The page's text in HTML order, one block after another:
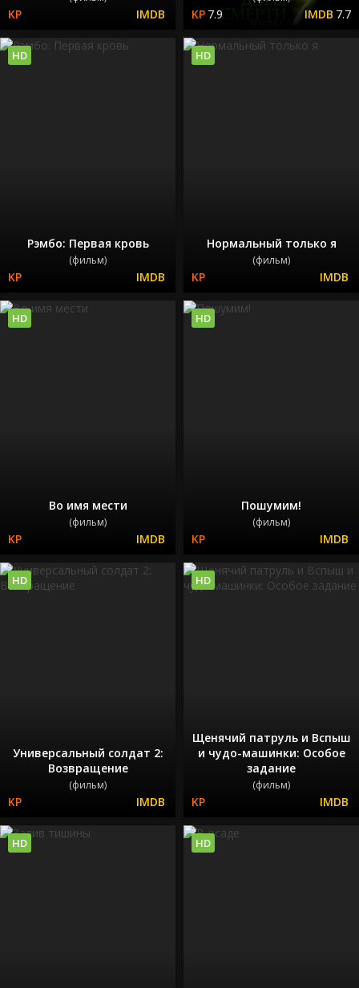
7.9 7.7
Рэмбо: Первая кровь
(фильм)
HD
Нормальный только я
(фильм)
HD
Во имя мести
(фильм)
HD
Пошумим!
(фильм)
HD
Универсальный солдат 2:
Возвращение
(фильм)
HD
Щенячий патруль и Вспыш
и чудо-машинки: Особое
задание
(фильм)
HD
HD HD